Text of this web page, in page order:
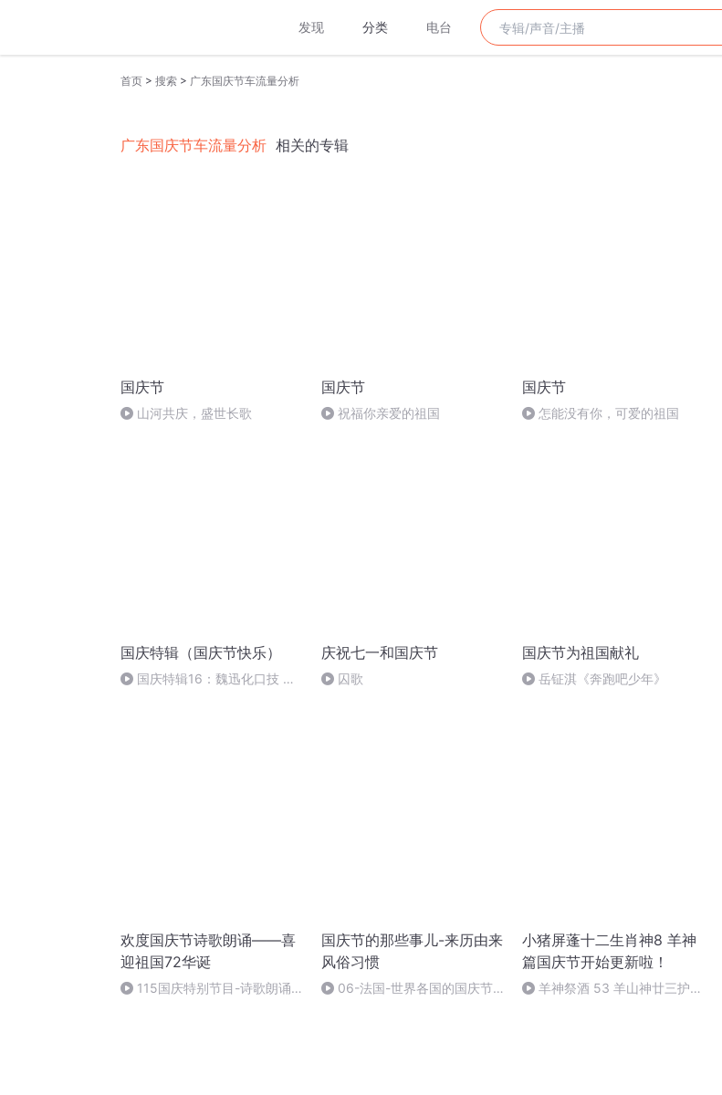
发现 分类 电台
首页 > 搜索 > 广东国庆节车流量分析
广东国庆节车流量分析 相关的专辑
国庆节
山河共庆，盛世长歌
国庆节
祝福你亲爱的祖国
国庆节
怎能没有你，可爱的祖国
国庆特辑（国庆节快乐）
国庆特辑16：魏迅化口技 二
庆祝七一和国庆节
囚歌
国庆节为祖国献礼
岳钲淇《奔跑吧少年》
欢度国庆节诗歌朗诵——喜
迎祖国72华诞
115国庆特别节目-诗歌朗诵-
国庆节的那些事儿-来历由来
风俗习惯
06-法国-世界各国的国庆节-
小猪屏蓬十二生肖神8 羊神
篇国庆节开始更新啦！
羊神祭酒 53 羊山神廿三护祭